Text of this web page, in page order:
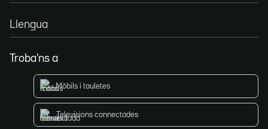
Llengua
Troba'ns a
Mòbils i tauletes
Televisions connectades